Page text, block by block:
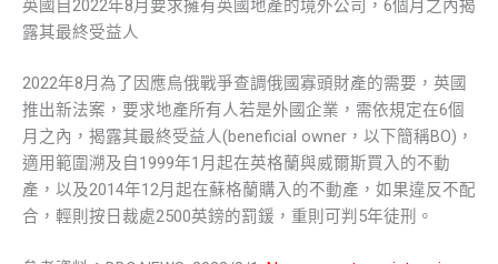
英國自2022年8月要求擁有英國地產的境外公司，6個月之內揭
露其最終受益人
2022年8月為了因應烏俄戰爭查調俄國寡頭財產的需要，英國
推出新法案，要求地產所有人若是外國企業，需依規定在6個
月之內，揭露其最終受益人(beneficial owner，以下簡稱BO)，
適用範圍溯及自1999年1月起在英格蘭與威爾斯買入的不動
產，以及2014年12月起在蘇格蘭購入的不動產，如果違反不配
合，輕則按日裁處2500英鎊的罰鍰，重則可判5年徒刑。